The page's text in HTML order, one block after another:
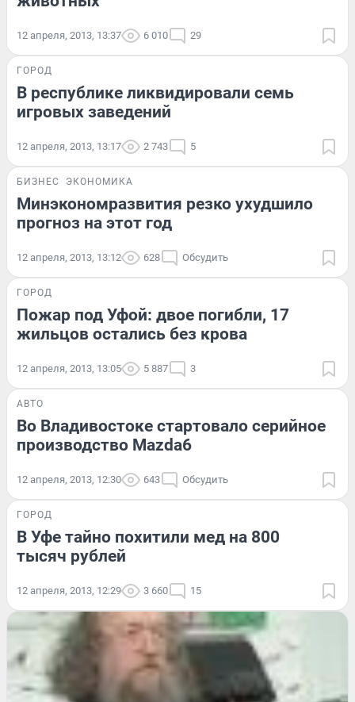
12 апреля, 2013, 13:37 6 010 29
ГОРОД
В республике ликвидировали семь
игровых заведений
12 апреля, 2013, 13:17 2 743 5
БИЗНЕС ЭКОНОМИКА
Минэкономразвития резко ухудшило
прогноз на этот год
12 апреля, 2013, 13:12 628 Обсудить
ГОРОД
Пожар под Уфой: двое погибли, 17
жильцов остались без крова
12 апреля, 2013, 13:05 5 887 3
АВТО
Во Владивостоке стартовало серийное
производство Mazda6
12 апреля, 2013, 12:30 643 Обсудить
ГОРОД
В Уфе тайно похитили мед на 800
тысяч рублей
12 апреля, 2013, 12:29 3 660 15